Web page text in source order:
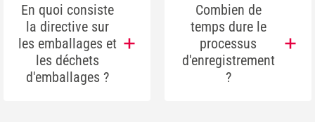
En quoi consiste
la directive sur
les emballages et
les déchets
d'emballages ?
Combien de
temps dure le
processus
d'enregistrement
?